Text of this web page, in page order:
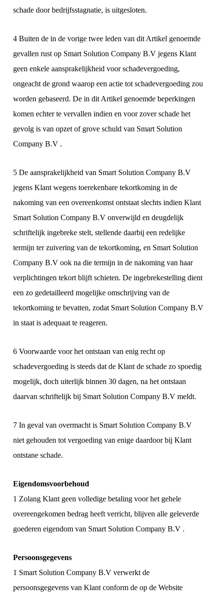
schade door bedrijfsstagnatie, is uitgesloten.
4 Buiten de in de vorige twee leden van dit Artikel genoemde
gevallen rust op Smart Solution Company B.V jegens Klant
geen enkele aansprakelijkheid voor schadevergoeding,
ongeacht de grond waarop een actie tot schadevergoeding zou
worden gebaseerd. De in dit Artikel genoemde beperkingen
komen echter te vervallen indien en voor zover schade het
gevolg is van opzet of grove schuld van Smart Solution
Company B.V .
5 De aansprakelijkheid van Smart Solution Company B.V
jegens Klant wegens toerekenbare tekortkoming in de
nakoming van een overeenkomst ontstaat slechts indien Klant
Smart Solution Company B.V onverwijld en deugdelijk
schriftelijk ingebreke stelt, stellende daarbij een redelijke
termijn ter zuivering van de tekortkoming, en Smart Solution
Company B.V ook na die termijn in de nakoming van haar
verplichtingen tekort blijft schieten. De ingebrekestelling dient
een zo gedetailleerd mogelijke omschrijving van de
tekortkoming te bevatten, zodat Smart Solution Company B.V
in staat is adequaat te reageren.
6 Voorwaarde voor het ontstaan van enig recht op
schadevergoeding is steeds dat de Klant de schade zo spoedig
mogelijk, doch uiterlijk binnen 30 dagen, na het ontstaan
daarvan schriftelijk bij Smart Solution Company B.V meldt.
7 In geval van overmacht is Smart Solution Company B.V
niet gehouden tot vergoeding van enige daardoor bij Klant
ontstane schade.
Eigendomsvoorbehoud
1 Zolang Klant geen volledige betaling voor het gehele
overeengekomen bedrag heeft verricht, blijven alle geleverde
goederen eigendom van Smart Solution Company B.V .
Persoonsgegevens
1 Smart Solution Company B.V verwerkt de
persoonsgegevens van Klant conform de op de Website